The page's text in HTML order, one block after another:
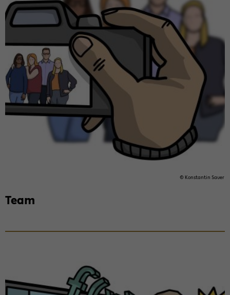
© Kon­stan­tin Sauer
Team